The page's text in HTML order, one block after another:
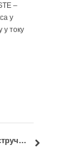
–
у
у току
Научно-стручна конференција “Урбанизам и одрживи развој” од 29. до 31. маја на Сребрном језеру